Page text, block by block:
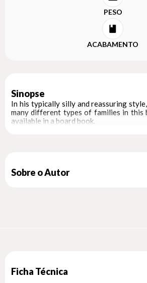
PESO
ACABAMENTO
Sinopse
In his typically silly and reassuring
many different types of families in this
available in a board book.
Sobre o Autor
Ficha Técnica